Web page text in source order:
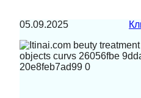
05.09.2025